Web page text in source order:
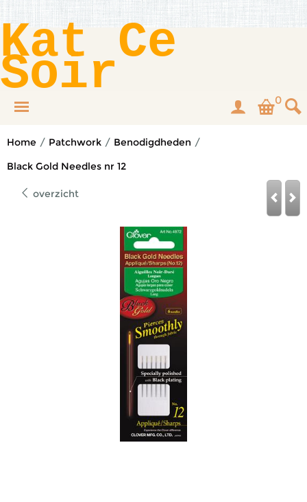
Kat Ce
Soir 0
Home / Patchwork / Benodigdheden /
Black Gold Needles nr 12
overzicht